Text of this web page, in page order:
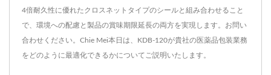
4倍耐久性に優れたクロスネットタイプのシールと組み合わせること
で、環境への配慮と製品の賞味期限延長の両方を実現します。お問い
合わせください。Chie Mei本日は、KDB-120が貴社の医薬品包装業務
をどのように最適化できるかについてご説明いたします。